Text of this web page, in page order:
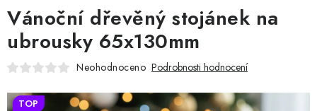
MEDAILE
PLACKY A MAGNETKY
Vánoční dřevěný stojánek na
ubrousky 65x130mm
Neohodnoceno Podrobnosti hodnocení
TOP